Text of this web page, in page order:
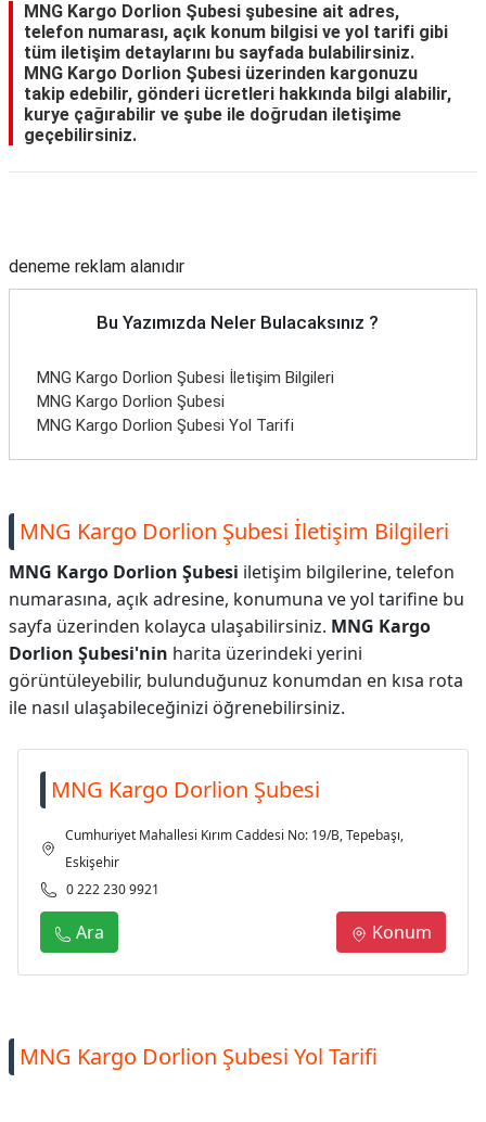
MNG Kargo Dorlion Şubesi şubesine ait adres,
telefon numarası, açık konum bilgisi ve yol tarifi gibi
tüm iletişim detaylarını bu sayfada bulabilirsiniz.
MNG Kargo Dorlion Şubesi üzerinden kargonuzu
takip edebilir, gönderi ücretleri hakkında bilgi alabilir,
kurye çağırabilir ve şube ile doğrudan iletişime
geçebilirsiniz.
deneme reklam alanıdır
Bu Yazımızda Neler Bulacaksınız ?
MNG Kargo Dorlion Şubesi İletişim Bilgileri
MNG Kargo Dorlion Şubesi
MNG Kargo Dorlion Şubesi Yol Tarifi
MNG Kargo Dorlion Şubesi İletişim Bilgileri
MNG Kargo Dorlion Şubesi iletişim bilgilerine, telefon
numarasına, açık adresine, konumuna ve yol tarifine bu
sayfa üzerinden kolayca ulaşabilirsiniz. MNG Kargo
Dorlion Şubesi'nin harita üzerindeki yerini
görüntüleyebilir, bulunduğunuz konumdan en kısa rota
ile nasıl ulaşabileceğinizi öğrenebilirsiniz.
MNG Kargo Dorlion Şubesi
Cumhuriyet Mahallesi Kırım Caddesi No: 19/B, Tepebaşı,
Eskişehir
0 222 230 9921
Ara Konum
MNG Kargo Dorlion Şubesi Yol Tarifi